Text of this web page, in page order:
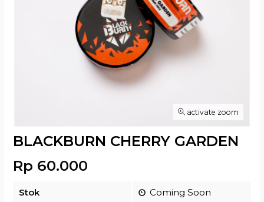
activate zoom
BLACKBURN CHERRY GARDEN
Rp 60.000
Stok
Coming Soon